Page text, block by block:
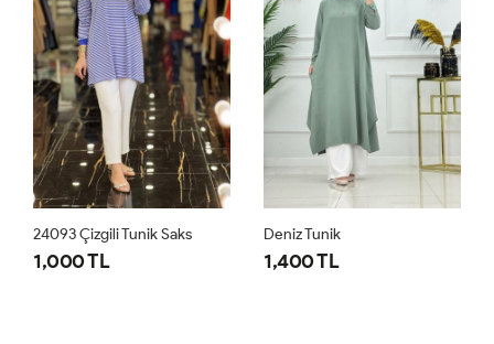
24093 Çizgili Tunik Saks
1,000 TL
Deniz Tunik
1,400 TL